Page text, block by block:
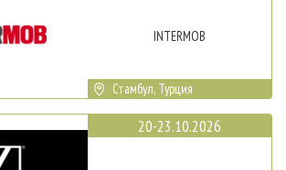
INTERMOB
Стамбул, Турция
20-23.10.2026